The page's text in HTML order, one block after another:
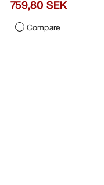
759,80 SEK
Compare